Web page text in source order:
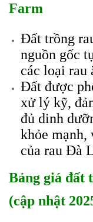
Farm
Đất trồng
nguồn gốc
các loại rau
Đất được
xử lý kỹ,
đủ dinh
khỏe
của rau Đà
Bảng giá đất
(cập nhật